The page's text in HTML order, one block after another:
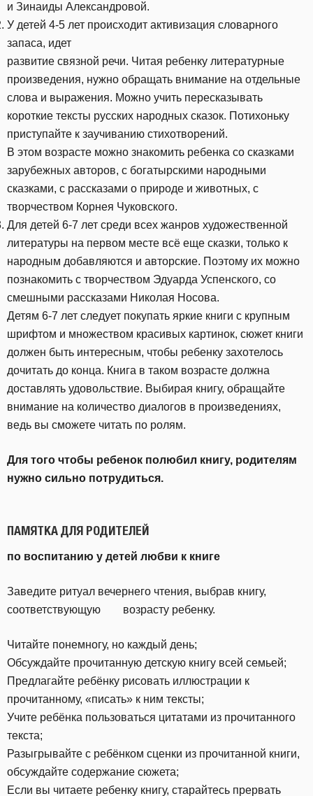
и Зинаиды Александровой.
У детей 4-5 лет происходит активизация словарного
запаса, идет
развитие связной речи. Читая ребенку литературные
произведения, нужно обращать внимание на отдельные
слова и выражения. Можно учить пересказывать
короткие тексты русских народных сказок. Потихоньку
приступайте к заучиванию стихотворений.
В этом возрасте можно знакомить ребенка со сказками
зарубежных авторов, с богатырскими народными
сказками, с рассказами о природе и животных, с
творчеством Корнея Чуковского.
Для детей 6-7 лет среди всех жанров художественной
литературы на первом месте всё еще сказки, только к
народным добавляются и авторские. Поэтому их можно
познакомить с творчеством Эдуарда Успенского, со
смешными рассказами Николая Носова.
Детям 6-7 лет следует покупать яркие книги с крупным
шрифтом и множеством красивых картинок, сюжет книги
должен быть интересным, чтобы ребенку захотелось
дочитать до конца. Книга в таком возрасте должна
доставлять удовольствие. Выбирая книгу, обращайте
внимание на количество диалогов в произведениях,
ведь вы сможете читать по ролям.
Для того чтобы ребенок полюбил книгу, родителям
нужно сильно потрудиться.
ПАМЯТКАДЛЯ РОДИТЕЛЕЙ
по воспитанию у детей любви к книге
Заведите ритуал вечернего чтения, выбрав книгу,
соответствующую возрасту ребенку.
Читайте понемногу, но каждый день;
Обсуждайте прочитанную детскую книгу всей семьей;
Предлагайте ребёнку рисовать иллюстрации к
прочитанному, «писать» к ним тексты;
Учите ребёнка пользоваться цитатами из прочитанного
текста;
Разыгрывайте с ребёнком сценки из прочитанной книги,
обсуждайте содержание сюжета;
Если вы читаете ребенку книгу, старайтесь прервать